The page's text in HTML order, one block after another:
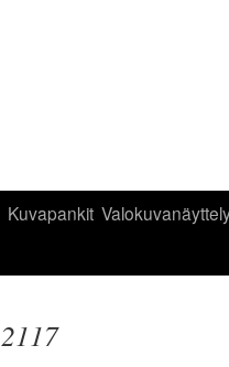
Kuvapankit
2117